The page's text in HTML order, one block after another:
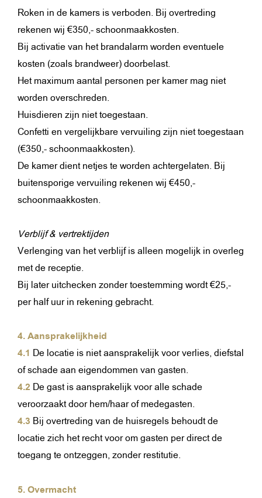
Roken in de kamers is verboden. Bij overtreding
rekenen wij €350,- schoonmaakkosten.
Bij activatie van het brandalarm worden eventuele
kosten (zoals brandweer) doorbelast.
Het maximum aantal personen per kamer mag niet
worden overschreden.
Huisdieren zijn niet toegestaan.
Confetti en vergelijkbare vervuiling zijn niet toegestaan
(€350,- schoonmaakkosten).
De kamer dient netjes te worden achtergelaten. Bij
buitensporige vervuiling rekenen wij €450,-
schoonmaakkosten.
Verblijf & vertrektijden
Verlenging van het verblijf is alleen mogelijk in overleg
met de receptie.
Bij later uitchecken zonder toestemming wordt €25,-
per half uur in rekening gebracht.
4. Aansprakelijkheid
4.1 De locatie is niet aansprakelijk voor verlies, diefstal
of schade aan eigendommen van gasten.
4.2 De gast is aansprakelijk voor alle schade
veroorzaakt door hem/haar of medegasten.
4.3 Bij overtreding van de huisregels behoudt de
locatie zich het recht voor om gasten per direct de
toegang te ontzeggen, zonder restitutie.
5. Overmacht